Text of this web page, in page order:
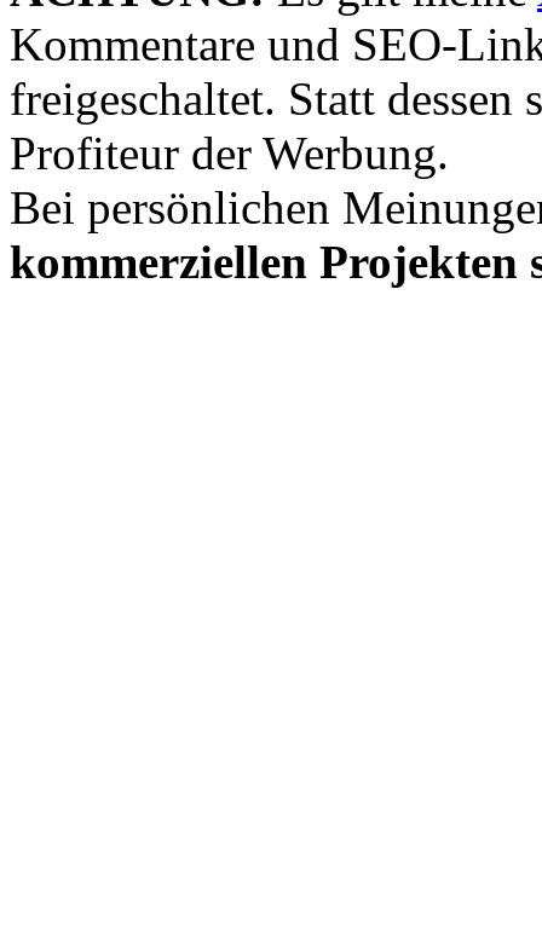
Kommentare und SEO-
freigeschaltet. Statt dessen
Profiteur der Werbung.
Bei persönlichen
kommerziellen Projekten